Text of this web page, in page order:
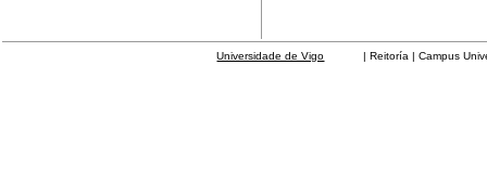
Universidade de Vigo | Reitoría | Campus